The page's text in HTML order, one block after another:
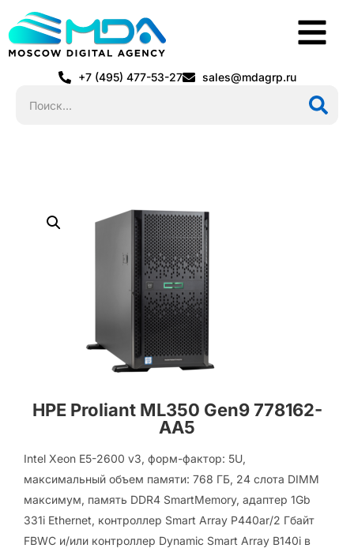
+7 (495) 477-53-27 sales@mdagrp.ru
HPE Proliant ML350 Gen9 778162-
AA5
Intel Xeon E5-2600 v3, форм-фактор: 5U,
максимальный объем памяти: 768 ГБ, 24 слота DIMM
максимум, память DDR4 SmartMemory, адаптер 1Gb
331i Ethernet, контроллер Smart Array P440ar/2 Гбайт
FBWC и/или контроллер Dynamic Smart Array B140i в